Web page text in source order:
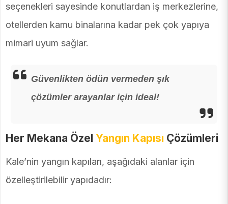
seçenekleri sayesinde konutlardan iş merkezlerine,
otellerden kamu binalarına kadar pek çok yapıya
mimari uyum sağlar.
Güvenlikten ödün vermeden şık
çözümler arayanlar için ideal!
Her Mekana Özel Yangın Kapısı Çözümleri
Kale’nin yangın kapıları, aşağıdaki alanlar için
özelleştirilebilir yapıdadır: